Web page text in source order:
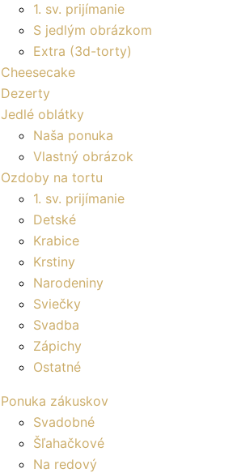
1. sv. prijímanie
S jedlým obrázkom
Extra (3d-torty)
Cheesecake
Dezerty
Jedlé oblátky
Naša ponuka
Vlastný obrázok
Ozdoby na tortu
1. sv. prijímanie
Detské
Krabice
Krstiny
Narodeniny
Sviečky
Svadba
Zápichy
Ostatné
Ponuka zákuskov
Svadobné
Šľahačkové
Na redový